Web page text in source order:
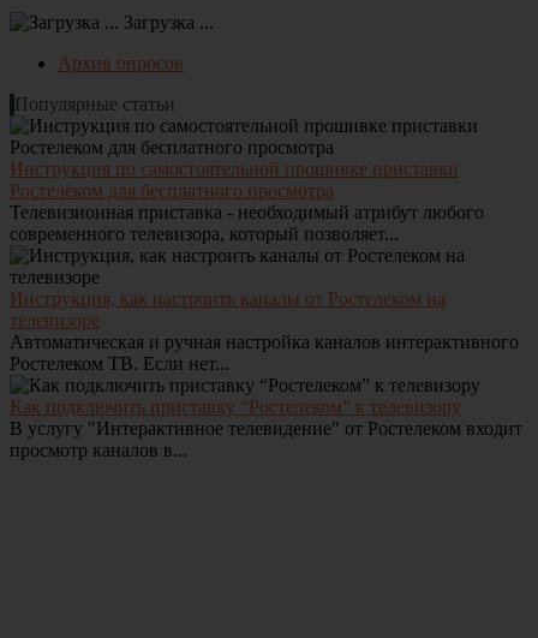
Загрузка ...
Архив опросов
Популярные статьи
Инструкция по самостоятельной прошивке приставки
Ростелеком для бесплатного просмотра
Телевизионная приставка - необходимый атрибут любого
современного телевизора, который позволяет...
Инструкция, как настроить каналы от Ростелеком на
телевизоре
Автоматическая и ручная настройка каналов интерактивного
Ростелеком ТВ. Если нет...
Как подключить приставку “Ростелеком” к телевизору
В услугу "Интерактивное телевидение" от Ростелеком входит
просмотр каналов в...